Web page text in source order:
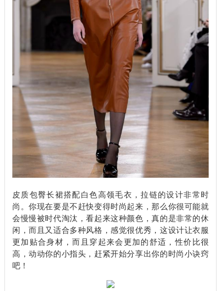
皮质包臀长裙搭配白色高领毛衣，拉链的设计非常时
尚。你现在要是不赶快变得时尚起来，那么你很可能就
会慢慢被时代淘汰，看起来这种颜色，真的是非常的休
闲，而且又适合多种风格，感觉很优秀，这设计让衣服
更加贴合身材，而且穿起来会更加的舒适，性价比很
高，动动你的小指头，赶紧开始分享出你的时尚小诀窍
吧！